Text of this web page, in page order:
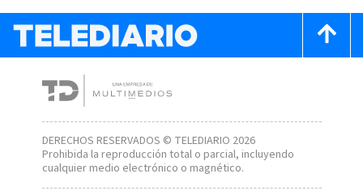
DERECHOS RESERVADOS © TELEDIARIO 2026
Prohibida la reproducción total o parcial, incluyendo
cualquier medio electrónico o magnético.